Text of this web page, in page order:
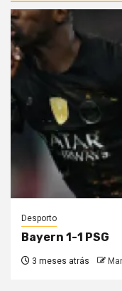
Desporto
Bayern 1-1 PSG
3 meses atrás